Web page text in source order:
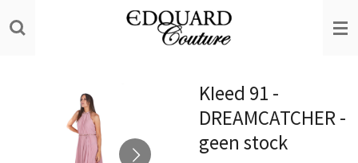
direct
hoofdinhoud
KIeed 91 -
DREAMCATCHER -
geen stock